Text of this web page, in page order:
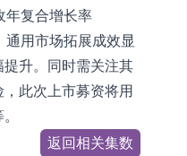
跌18.00%，德信服
跌16.33%
轮数千万融资
政府机构债券将于
过重开进行投标
年复合增长率
通用市场拓展成效显
升。同时需关注其
此次上市募资将用
返回相关集数